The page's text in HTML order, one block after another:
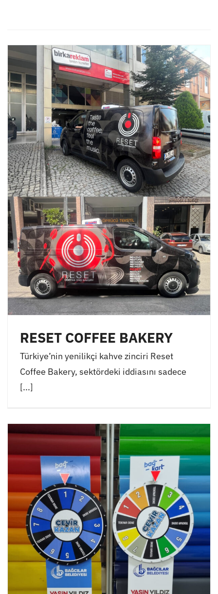
RESET COFFEE BAKERY
Türkiye’nin yenilikçi kahve zinciri Reset
Coffee Bakery, sektördeki iddiasını sadece
[...]